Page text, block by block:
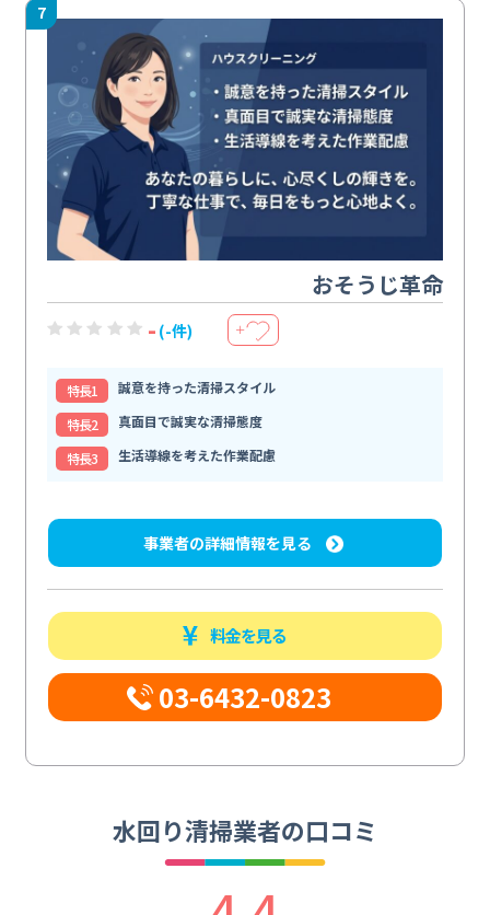
7
おそうじ革命
- (-件) ＋
特⻑1
誠意を持った清掃スタイル
特⻑2
真面目で誠実な清掃態度
特⻑3
生活導線を考えた作業配慮
事業者の詳細情報を見る
料金を見る
03-6432-0823
水回り清掃業者の口コミ